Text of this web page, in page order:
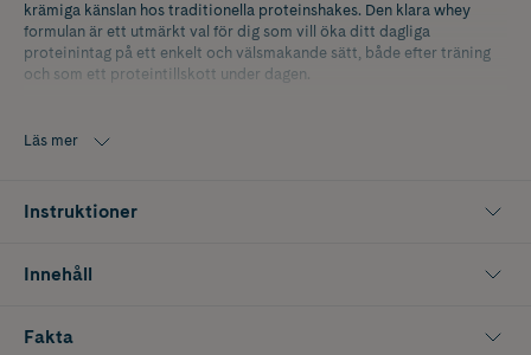
krämiga känslan hos traditionella proteinshakes. Den klara whey
formulan är ett utmärkt val för dig som vill öka ditt dagliga
proteinintag på ett enkelt och välsmakande sätt, både efter träning
och som ett proteintillskott under dagen.
kosten med protein i en smidig dryck. Den lätta konsistensen gör
Smaken Tropical Breeze bjuder på friska tropiska toner som ger en
för en aktiv livsstil och för dig som söker en fräsch proteindryck med
hög proteinhalt.
Läs mer
Instruktioner
Innehåll
Fakta